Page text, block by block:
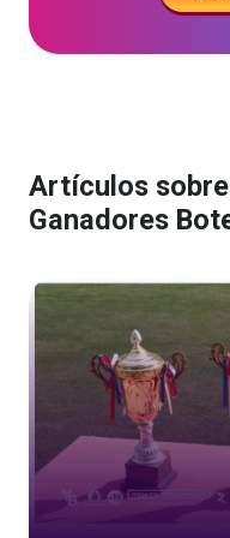
Artículos sobre
Ganadores